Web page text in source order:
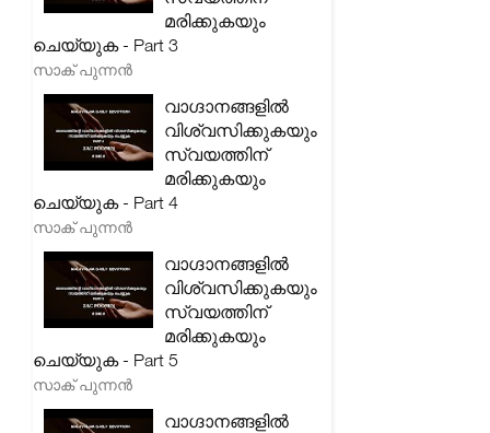
മരിക്കുകയും
ചെയ്യുക - Part 3
സാക് പുന്നൻ
വാഗ്ദാനങ്ങളിൽ
വിശ്വസിക്കുകയും
സ്വയത്തിന്
മരിക്കുകയും
ചെയ്യുക - Part 4
സാക് പുന്നൻ
വാഗ്ദാനങ്ങളിൽ
വിശ്വസിക്കുകയും
സ്വയത്തിന്
മരിക്കുകയും
ചെയ്യുക - Part 5
സാക് പുന്നൻ
വാഗ്ദാനങ്ങളിൽ